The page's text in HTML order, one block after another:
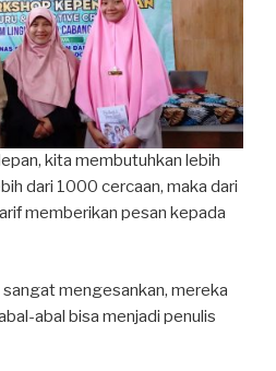
kita membutuhkan lebih
dari 1000 cercaan, maka dari
memberikan pesan kepada
mengesankan, mereka
abal bisa menjadi penulis